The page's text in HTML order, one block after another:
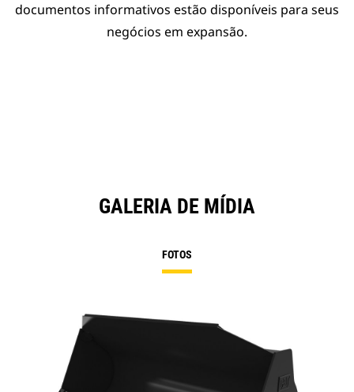
documentos informativos estão disponíveis para seus
negócios em expansão.
GALERIA DE MÍDIA
FOTOS